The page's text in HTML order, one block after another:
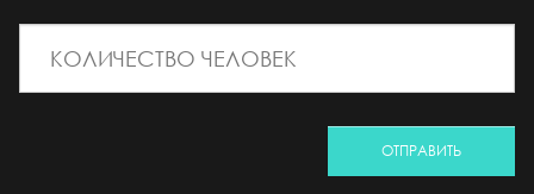
*
ОТПРАВИТЬ